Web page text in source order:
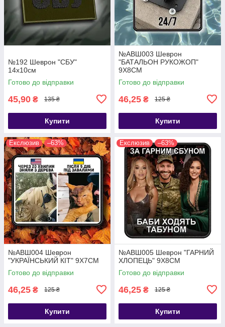
№192 Шеврон "СБУ"
14х10см
Готово до відправки
45,90 ₴ 135 ₴
Купити
№АВШ003 Шеврон
"БАТАЛЬОН РУКОЖОП"
9Х8СМ
Готово до відправки
46,25 ₴ 125 ₴
Купити
Екслюзив –63%
№АВШ004 Шеврон
"УКРАЇНСЬКИЙ КІТ" 9Х7СМ
Готово до відправки
46,25 ₴ 125 ₴
Купити
Екслюзив –63%
№АВШ005 Шеврон "ГАРНИЙ
ХЛОПЕЦЬ" 9Х8СМ
Готово до відправки
46,25 ₴ 125 ₴
Купити